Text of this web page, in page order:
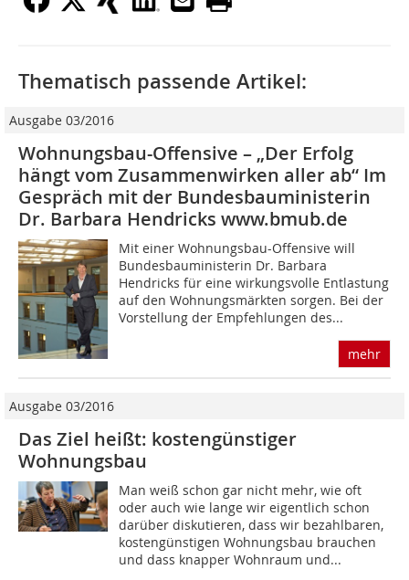
Thematisch passende Artikel:
Ausgabe 03/2016
Wohnungsbau-Offensive – „Der Erfolg
hängt vom Zusammenwirken aller ab“ Im
Gespräch mit der Bundesbauministerin
Dr. Barbara Hendricks www.bmub.de
Mit einer Wohnungsbau-Offensive will
Bundesbauministerin Dr. Barbara
Hendricks für eine wirkungsvolle Entlastung
auf den Wohnungs­märkten sorgen. Bei der
Vorstellung der Empfehlungen des...
mehr
Ausgabe 03/2016
Das Ziel heißt: kostengünstiger
Wohnungsbau
Man weiß schon gar nicht mehr, wie oft
oder auch wie lange wir eigentlich schon
darüber dis­kutieren, dass wir bezahlbaren,
kostengünstigen Wohnungsbau brauchen
und dass knapper Wohnraum und...